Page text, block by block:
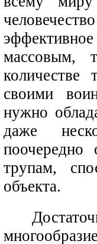
массовым,
количестве
своими
нужно
даже
трупам,
объекта.